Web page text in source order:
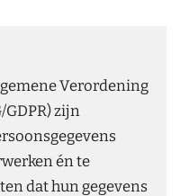
Verordening
zijn
én te
dat hun gegevens